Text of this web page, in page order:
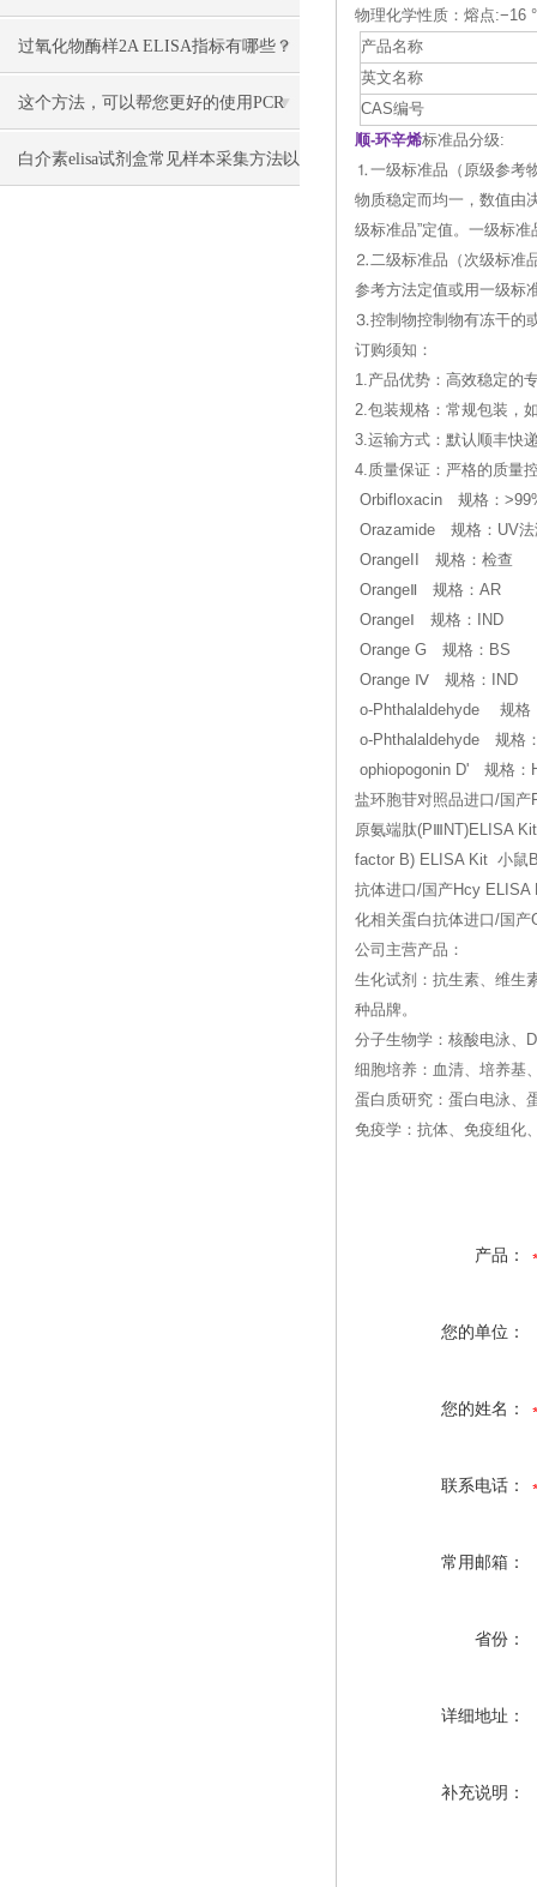
过氧化物酶样2A ELISA指标有哪些？
这个方法，可以帮您更好的使用PCR
检测试剂盒
白介素elisa试剂盒常见样本采集方法以
物理化学性质：熔点:−16
产品名称
英文名称
CAS编号
顺-环辛烯标准品分级:
⒈一级标准品（原级参考
物质稳定而均一，数值由
级标准品”定值。一级标
⒉二级标准品（次级标准
参考方法定值或用一级标
⒊控制物控制物有冻干的
订购须知：
1.产品优势：高效稳定的
2.包装规格：常规包装，
3.运输方式：默认顺丰快
4.质量保证：严格的质量
Orbifloxacin 规格：
Orazamide 规格：UV法
OrangeΙΙ 规格：检查
OrangeⅡ 规格：AR
OrangeⅠ 规格：IND
Orange G 规格：BS
Orange Ⅳ 规格：IND
o-Phthalaldehyde 规格
o-Phthalaldehyde 规格
ophiopogonin D' 规格：
盐环胞苷对照品进口/国
原氨端肽(PⅢNT)ELISA
factor B) ELISA Kit 小鼠
抗体进口/国产Hcy
化相关蛋白抗体进口/国
公司主营产品：
生化试剂：抗生素、维生
种品牌。
分子生物学：核酸电泳、
细胞培养：血清、培养基
蛋白质研究：蛋白电泳、
免疫学：抗体、免疫组化
产品：
您的单位：
您的姓名：
联系电话：
常用邮箱：
省份：
详细地址：
补充说明：